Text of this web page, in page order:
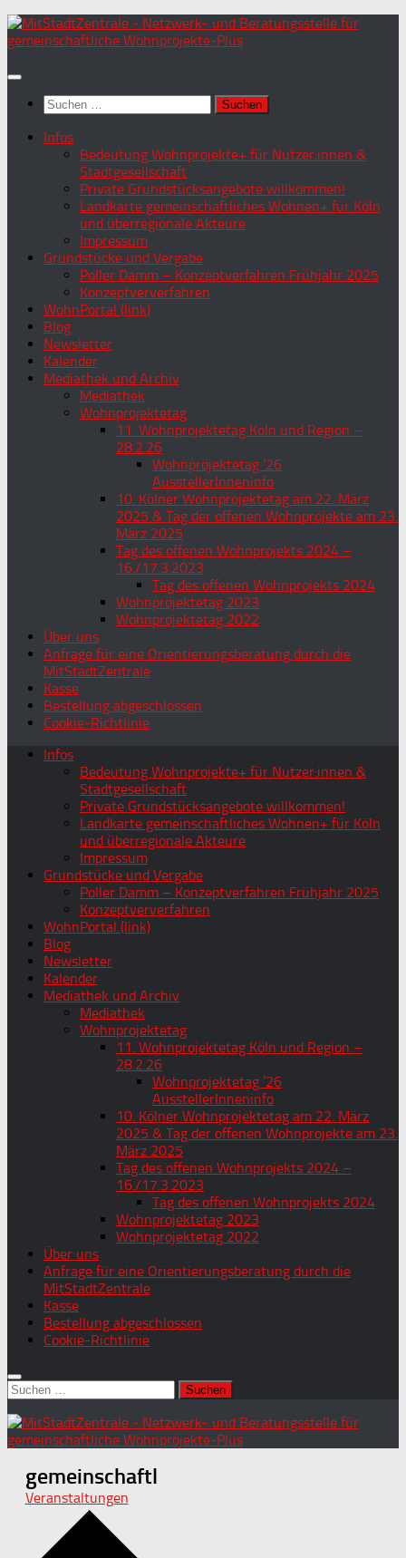
Zum
Inhalt
Suchen
nach:
Infos
Bedeutung Wohnprojekte+ für Nutzer:innen &
Stadtgesellschaft
Private Grundstücksangebote willkommen!
Landkarte gemeinschaftliches Wohnen+ für Köln
und überregionale Akteure
Impressum
Grundstücke und Vergabe
Poller Damm – Konzeptverfahren Frühjahr 2025
Konzeptververfahren
WohnPortal (link)
Blog
Newsletter
Kalender
Mediathek und Archiv
Mediathek
Wohnprojektetag
11. Wohnprojektetag Köln und Region –
28.2.26
Wohnprojektetag ’26
AusstellerInneninfo
10. Kölner Wohnprojektetag am 22. März
2025 & Tag der offenen Wohnprojekte am 23.
März 2025
Tag des offenen Wohnprojekts 2024 –
16./17.3.2023
Tag des offenen Wohnprojekts 2024
Wohnprojektetag 2023
Wohnprojektetag 2022
Über uns
Anfrage für eine Orientierungsberatung durch die
MitStadtZentrale
Kasse
Bestellung abgeschlossen
Cookie-Richtlinie
Infos
Bedeutung Wohnprojekte+ für Nutzer:innen &
Stadtgesellschaft
Private Grundstücksangebote willkommen!
Landkarte gemeinschaftliches Wohnen+ für Köln
und überregionale Akteure
Impressum
Grundstücke und Vergabe
Poller Damm – Konzeptverfahren Frühjahr 2025
Konzeptververfahren
WohnPortal (link)
Blog
Newsletter
Kalender
Mediathek und Archiv
Mediathek
Wohnprojektetag
11. Wohnprojektetag Köln und Region –
28.2.26
Wohnprojektetag ’26
AusstellerInneninfo
10. Kölner Wohnprojektetag am 22. März
2025 & Tag der offenen Wohnprojekte am 23.
März 2025
Tag des offenen Wohnprojekts 2024 –
16./17.3.2023
Tag des offenen Wohnprojekts 2024
Wohnprojektetag 2023
Wohnprojektetag 2022
Über uns
Anfrage für eine Orientierungsberatung durch die
MitStadtZentrale
Kasse
Bestellung abgeschlossen
Cookie-Richtlinie
Suchen
nach:
gemeinschaftl
Veranstaltungen